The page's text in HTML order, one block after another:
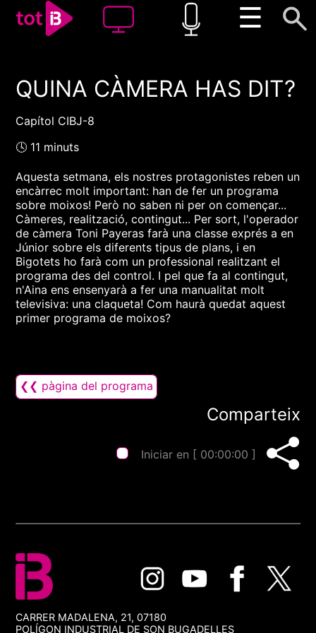
☰
00:00 00:00
QUINA CÀMERA HAS DIT?
Capítol CIBJ-8
🕓 11 minuts
Aquesta setmana, els nostres protagonistes reben un
encàrrec molt important: han de fer un programa
sobre moixos! Però no saben ni per on començar...
Càmeres, realització, contingut... Per sort, l'operador
de càmera Toni Payeras farà una classe exprés a en
Júnior sobre els diferents tipus de plans, i en
Bigotets ho farà com un professional realitzant el
programa des del control. I pel que fa al contingut,
n'Aina ens ensenyarà a fer una manualitat molt
televisiva: una claqueta! Com haurà quedat aquest
primer programa de moixos?
❮❮ pàgina del programa
Comparteix
Iniciar en [ 00:00:00 ]
CARRER MADALENA, 21, 07180
POLÍGON INDUSTRIAL DE SON BUGADELLES